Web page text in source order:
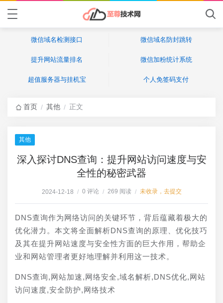
微信域名检测接口 微信域名防封跳转
提升网站流量排名 微信加粉统计系统
超值服务器与挂机宝 个人免签码支付
首页 / 其他 / 正文
其他
深入探讨DNS查询：提升网站访问速度与安
全性的秘密武器
2024-12-18 / 0 评论 / 269 阅读 / 未收录，去提交
DNS查询作为网络访问的关键环节，背后蕴藏着极大的
优化潜力。本文将全面解析DNS查询的原理、优化技巧
及其在提升网站速度与安全性方面的巨大作用，帮助企
业和网站管理者更好地理解并利用这一技术。
DNS查询,网站加速,网络安全,域名解析,DNS优化,网站
访问速度,安全防护,网络技术